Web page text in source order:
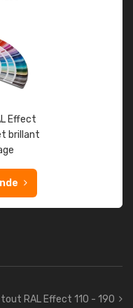
Effect
brillant
tout RAL Effect 110 - 190